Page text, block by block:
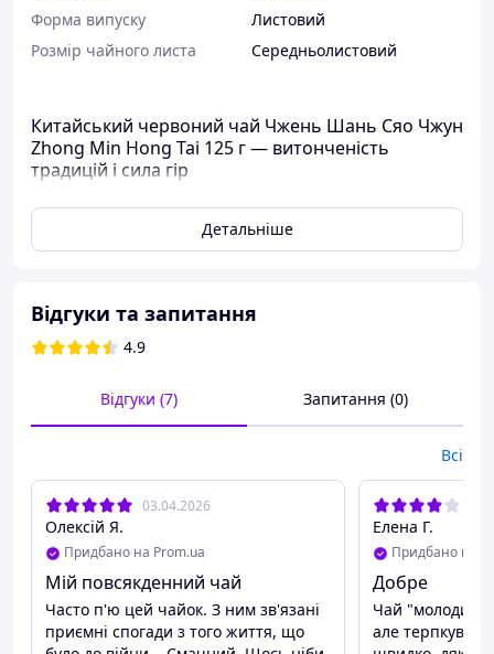
Форма випуску
Листовий
Розмір чайного листа
Середньолистовий
Китайський червоний чай Чжень Шань Сяо Чжун
Zhong Min Hong Tai 125 г — витонченість
традицій і сила гір
Чжень Шань Сяо Чжун(Zheng Shan Xiao Zhong, 正山小
种, «Малий сорт з правильних гір») — це вишуканий
китайський червоний чай родом із славетних гір
оксамитову глибину. Це не просто чай — це жива
легенда китайської чайної культури.
Чай вирощується в охоронюваній природній зоні села
внесена до списку Всесвітньої спадщини ЮНЕСКО, тож
при виробництві чаю суворо заборонено
використовувати пестициди — чай по праву
вважається органічним.
Технологія виробництва Чжень Шань Сяо Чжун
Для виробництва обирають сформовані, молоді листки.
Особливість технології — подвійне прогрівання на
Детальніше
Відгуки та запитання
4.9
Відгуки (7) Запитання (0)
Всі
03.04.2026
Олексій Я.
Придбано на Prom.ua
Мій повсякденний чай
Часто п'ю цей чайок. З ним зв'язані
приємні спогади з того життя, що
Елена Г.
Придбано на
Добре
Чай "молодий",
але